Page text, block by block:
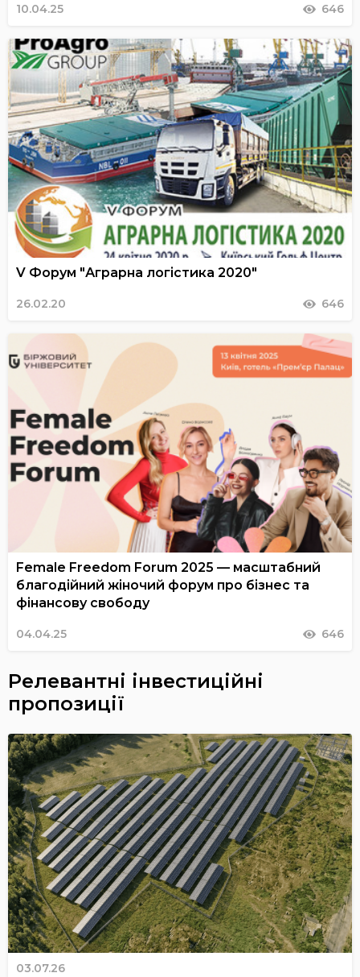
10.04.25 646
V Форум "Аграрна логістика 2020"
26.02.20 646
Female Freedom Forum 2025 — масштабний
благодійний жіночий форум про бізнес та
фінансову свободу
04.04.25 646
Релевантні інвестиційні
пропозиції
03.07.26